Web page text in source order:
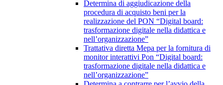
Determina di aggiudicazione della
procedura di acquisto beni per la
realizzazione del PON “Digital board:
trasformazione digitale nella didattica e
nell’organizzazione”
Trattativa diretta Mepa per la fornitura di
monitor interattivi Pon “Digital board:
trasformazione digitale nella didattica e
nell’organizzazione”